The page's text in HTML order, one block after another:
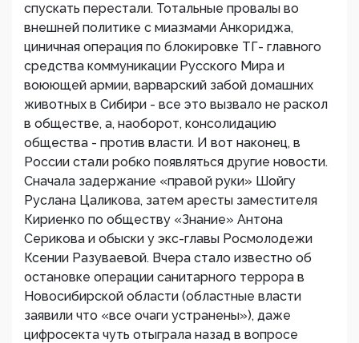
спускать перестали. Тотальные провалы во
внешней политике с миазмами Анкориджа,
циничная операция по блокировке ТГ- главного
средства коммуникации Русского Мира и
воюющей армии, варварский забой домашних
животных в Сибири - все это вызвало не раскол
в обществе, а, наоборот, консолидацию
общества - против власти. И вот наконец, в
России стали робко появляться другие новости.
Сначала задержание «правой руки» Шойгу
Руслана Цаликова, затем аресты заместителя
Кириенко по обществу «Знание» Антона
Серикова и обыски у экс-главы Росмолодежи
Ксении Разуваевой. Вчера стало известно об
остановке операции санитарного террора в
Новосибирской области (областные власти
заявили что «все очаги устранены»), даже
цифросекта чуть отыграла назад в вопросе